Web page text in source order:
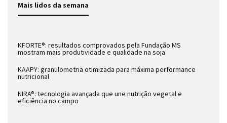
Mais lidos da semana
KFORTE®: resultados comprovados pela Fundação MS
mostram mais produtividade e qualidade na soja
KAAPY: granulometria otimizada para máxima performance
nutricional
NIRA®: tecnologia avançada que une nutrição vegetal e
eficiência no campo